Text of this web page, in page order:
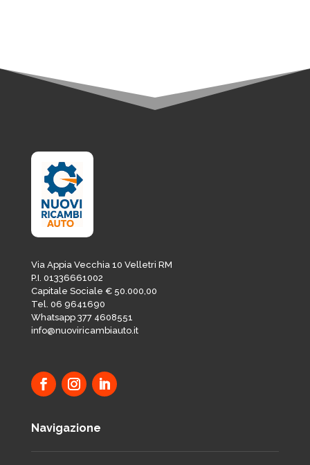
Via Appia Vecchia 10 Velletri RM
P.I. 01336661002
Capitale Sociale € 50.000,00
Tel. 06 9641690
Whatsapp 377 4608551
info@nuoviricambiauto.it
Navigazione